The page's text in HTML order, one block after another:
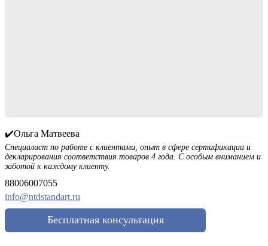
✔️Ольга Матвеева
Специалист по работе с клиентами, опыт в сфере сертификации и
декларирования соответствия товаров 4 года. С особым вниманием и
заботой к каждому клиенту.
88006007055
info@ntdstandart.ru
Бесплатная консультация